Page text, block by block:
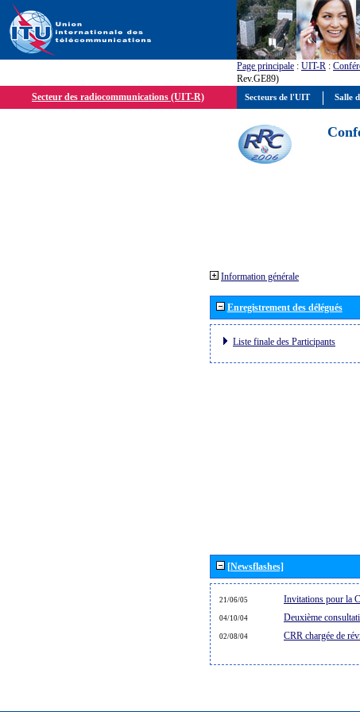
Page principale : UIT-R :
Rev.GE89)
Secteur des radiocommunications (UIT-R)
Information générale
Enregistrement des délégués
Liste finale des Participants
[Newsflashes]
21/06/05 Invitations pour la
04/10/04 Deuxième
02/08/04 CRR chargée de
Secteurs de l'UIT Salle